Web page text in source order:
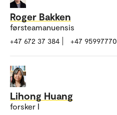
Roger Bakken
førsteamanuensis
+47 672 37 384 +47 95997770
Lihong Huang
forsker I